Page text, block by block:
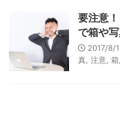
要注意
で箱や
2017/8/1
真 注意 箱